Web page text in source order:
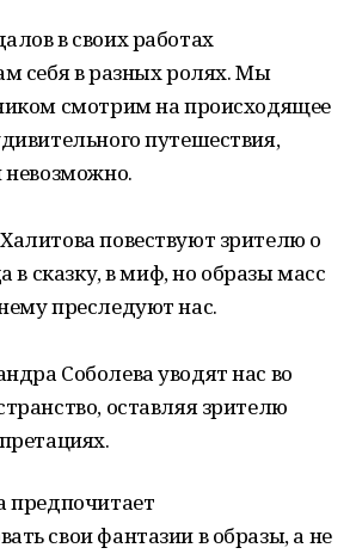
в своих работах
себя в разных ролях. Мы
смотрим на происходящее
путешествия,
невозможно.
повествуют зрителю о
в сказку, в миф, но образы масс
преследуют нас.
Соболева уводят нас во
оставляя зрителю
предпочитает
свои фантазии в образы, а не